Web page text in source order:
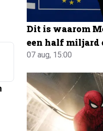
Dit is waarom
een half miljard
07 aug, 15:00